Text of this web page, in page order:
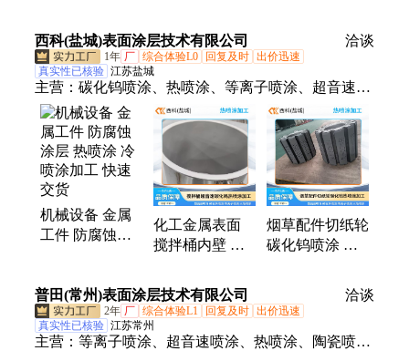
全
西科(盐城)表面涂层技术有限公司
洽谈
1年 厂 综合体验L0 回复及时 出价迅速
真实性已核验 江苏盐城
主营： 碳化钨喷涂、热喷涂、等离子喷涂、超音速喷
涂、喷涂碳化钨、陶瓷喷涂、半导体零部件涂层、半
导体涂层加工
机械设备 金属
工件 防腐蚀涂
货
化工金属表面
搅拌桶内壁 耐
音速碳化钨热喷
涂加工 西科
烟草配件切纸轮
碳化钨喷涂 热
涂层修复 耐磨
防腐 厂家
普田(常州)表面涂层技术有限公司 洽谈
2年 厂 综合体验L1 回复及时 出价迅速
真实性已核验 江苏常州
主营： 等离子喷涂、超音速喷涂、热喷涂、陶瓷喷